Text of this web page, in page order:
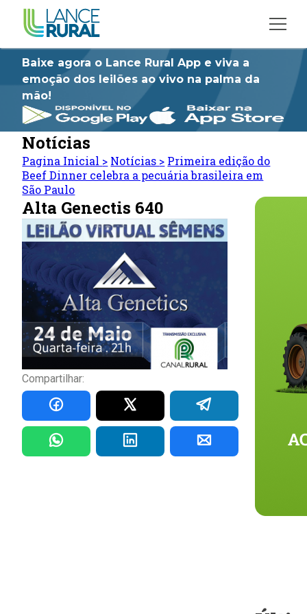
Baixe agora o Lance Rural App e viva a
emoção dos leilões ao vivo na palma da
mão!
Notícias
Pagina Inicial > Notícias > Primeira edição do
Beef Dinner celebra a pecuária brasileira em
São Paulo
Alta Genectis 640
Compartilhar: